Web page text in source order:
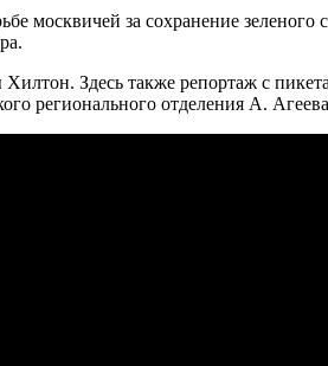
за сохранение зеленого
Здесь также репортаж с
отделения А.